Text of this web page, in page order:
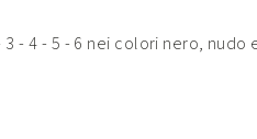
- 4 - 5 - 6 nei colori nero, nudo